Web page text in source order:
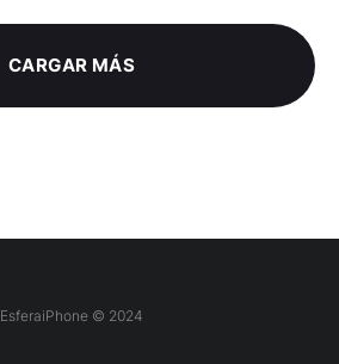
CARGAR MÁS
EsferaiPhone © 2024